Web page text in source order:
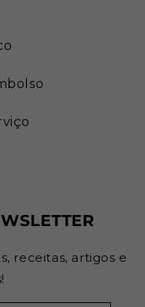
receitas, artigos e